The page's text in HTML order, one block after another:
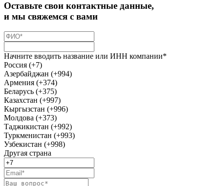
Оставьте свои контактные данные,
и мы свяжемся с вами
Начните вводить название или ИНН компании*
Россия (+7)
Азербайджан (+994)
Армения (+374)
Беларусь (+375)
Казахстан (+997)
Кыргызстан (+996)
Молдова (+373)
Таджикистан (+992)
Туркменистан (+993)
Узбекистан (+998)
Другая страна